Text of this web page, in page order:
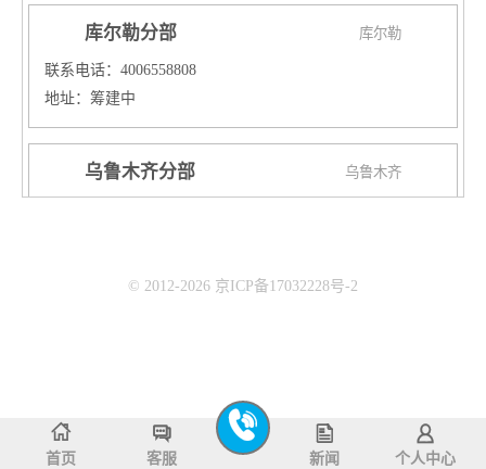
库尔勒分部 库尔勒
联系电话：4006558808
地址：筹建中
乌鲁木齐分部 乌鲁木齐
校区二：乌鲁木齐天山区国际置地新天地培训中心
联系电话：4006558808
地址：武威市凉州区天一时代城郁金香门口二楼
首页 客服 新闻 个人中心
© 2012-2026 京ICP备17032228号-2